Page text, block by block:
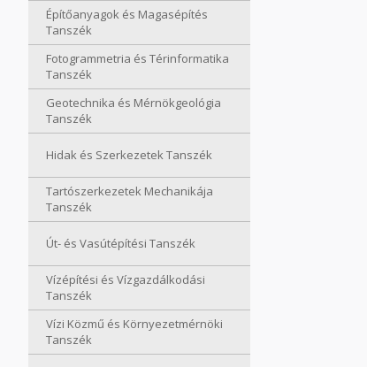
Építőanyagok és Magasépítés
Tanszék
Fotogrammetria és Térinformatika
Tanszék
Geotechnika és Mérnökgeológia
Tanszék
Hidak és Szerkezetek Tanszék
Tartószerkezetek Mechanikája
Tanszék
Út- és Vasútépítési Tanszék
Vízépítési és Vízgazdálkodási
Tanszék
Vízi Közmű és Környezetmérnöki
Tanszék